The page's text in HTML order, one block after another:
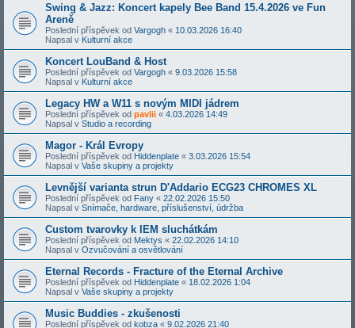
Swing & Jazz: Koncert kapely Bee Band 15.4.2026 ve Fun
Areně
Poslední příspěvek od Vargogh « 10.03.2026 16:40
Napsal v Kulturní akce
Koncert LouBand & Host
Poslední příspěvek od Vargogh « 9.03.2026 15:58
Napsal v Kulturní akce
Legacy HW a W11 s novým MIDI jádrem
Poslední příspěvek od pavlii « 4.03.2026 14:49
Napsal v Studio a recording
Magor - Král Evropy
Poslední příspěvek od Hiddenplate « 3.03.2026 15:54
Napsal v Vaše skupiny a projekty
Levnější varianta strun D'Addario ECG23 CHROMES XL
Poslední příspěvek od Fany « 22.02.2026 15:50
Napsal v Snímače, hardware, příslušenství, údržba
Custom tvarovky k IEM sluchátkám
Poslední příspěvek od Mektys « 22.02.2026 14:10
Napsal v Ozvučování a osvětlování
Eternal Records - Fracture of the Eternal Archive
Poslední příspěvek od Hiddenplate « 18.02.2026 1:04
Napsal v Vaše skupiny a projekty
Music Buddies - zkušenosti
Poslední příspěvek od kobza « 9.02.2026 21:40